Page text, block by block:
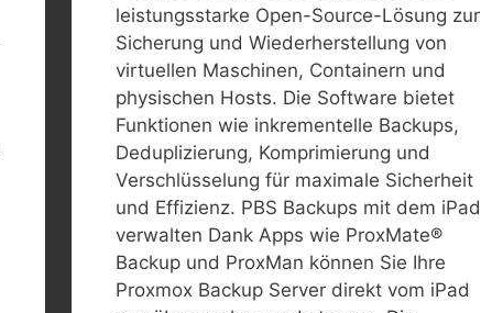
leistungsstarke Open-Source-Lösung zur
Sicherung und Wiederherstellung von
virtuellen Maschinen, Containern und
physischen Hosts. Die Software bietet
Funktionen wie inkrementelle Backups,
Deduplizierung, Komprimierung und
Verschlüsselung für maximale Sicherheit
und Effizienz. PBS Backups mit dem iPad
verwalten Dank Apps wie ProxMate®
Backup und ProxMan können Sie Ihre
Proxmox Backup Server direkt vom iPad